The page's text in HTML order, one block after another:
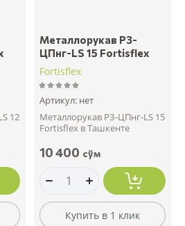
12
Металлорукав РЗ-
ЦПнг-LS 15 Fortisflex
Fortisflex
Артикул: нет
Металлорукав РЗ-ЦПнг-LS 15
Fortisflex в Ташкенте
10 400 сўм
Купить в 1 клик